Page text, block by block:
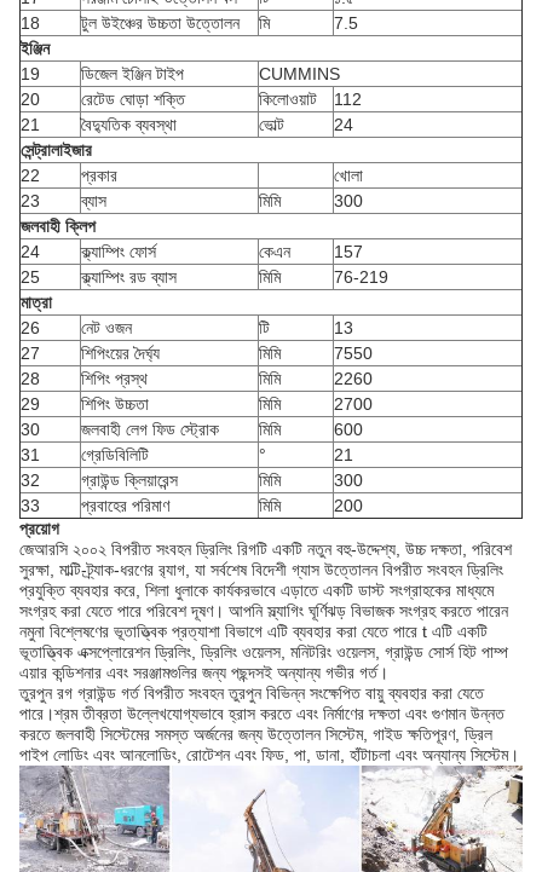
18
টুল উইঞ্চের উচ্চতা উত্তোলন মি
7.5
ইঞ্জিন
19
ডিজেল ইঞ্জিন টাইপ
CUMMINS
20
রেটেড ঘোড়া শক্তি কিলোওয়াট
112
21
বৈদ্যুতিক ব্যবস্থা ভোল্ট
24
সেন্ট্রালাইজার
22
প্রকার
খোলা
23
ব্যাস মিমি
300
জলবাহী ক্লিপ
24
ক্ল্যাম্পিং ফোর্স কেএন
157
25
ক্ল্যাম্পিং রড ব্যাস মিমি
76-219
মাত্রা
26
নেট ওজন টি
13
27
শিপিংয়ের দৈর্ঘ্য মিমি
7550
28
শিপিং প্রস্থ মিমি
2260
29
শিপিং উচ্চতা মিমি
2700
30
জলবাহী লেগ ফিড স্ট্রোক মিমি
600
31
গ্রেডিবিলিটি °
21
32
গ্রাউন্ড ক্লিয়ারেন্স মিমি
300
33
প্রবাহের পরিমাণ মিমি
200
প্রয়োগ
জেআরসি ২০০২ বিপরীত সংবহন ড্রিলিং রিগটি একটি নতুন বহু-উদ্দেশ্য, উচ্চ দক্ষতা, পরিবেশ
সুরক্ষা, মাল্টি-ট্র্যাক-ধরণের র‌্যাগ, যা সর্বশেষ বিদেশী গ্যাস উত্তোলন বিপরীত সংবহন ড্রিলিং
প্রযুক্তি ব্যবহার করে, শিলা ধুলাকে কার্যকরভাবে এড়াতে একটি ডাস্ট সংগ্রাহকের মাধ্যমে
সংগ্রহ করা যেতে পারে পরিবেশ দূষণ। আপনি স্ল্যাগিং ঘূর্ণিঝড় বিভাজক সংগ্রহ করতে পারেন
নমুনা বিশ্লেষণের ভূতাত্ত্বিক প্রত্যাশা বিভাগে এটি ব্যবহার করা যেতে পারে t এটি একটি
ভূতাত্ত্বিক এক্সপ্লোরেশন ড্রিলিং, ড্রিলিং ওয়েলস, মনিটরিং ওয়েলস, গ্রাউন্ড সোর্স হিট পাম্প
এয়ার কন্ডিশনার এবং সরঞ্জামগুলির জন্য পছন্দসই অন্যান্য গভীর গর্ত।
তুরপুন রগ গ্রাউন্ড গর্ত বিপরীত সংবহন তুরপুন বিভিন্ন সংক্ষেপিত বায়ু ব্যবহার করা যেতে
পারে।শ্রম তীব্রতা উল্লেখযোগ্যভাবে হ্রাস করতে এবং নির্মাণের দক্ষতা এবং গুণমান উন্নত
করতে জলবাহী সিস্টেমের সমস্ত অর্জনের জন্য উত্তোলন সিস্টেম, গাইড ক্ষতিপূরণ, ড্রিল
পাইপ লোডিং এবং আনলোডিং, রোটেশন এবং ফিড, পা, ডানা, হাঁটাচলা এবং অন্যান্য সিস্টেম।